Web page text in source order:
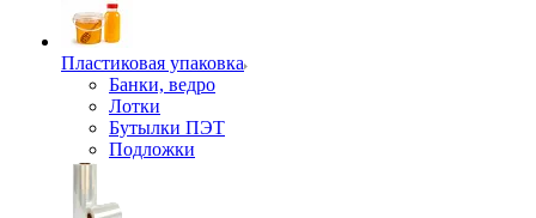
Пластиковая упаковка
Банки, ведро
Лотки
Бутылки ПЭТ
Подложки